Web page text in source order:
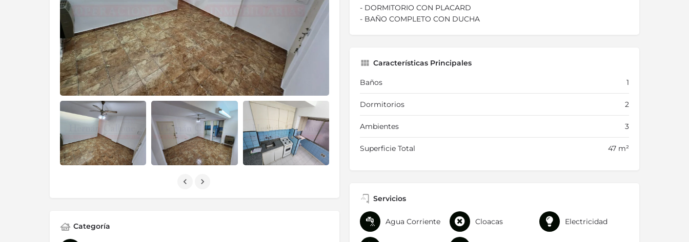
Categoría
- DORMITORIO CON PLACARD
- BAÑO COMPLETO CON DUCHA
Características Principales
Baños 1
Dormitorios 2
Ambientes 3
Superficie Total 47 m²
Servicios
Agua Corriente Cloacas Electricidad